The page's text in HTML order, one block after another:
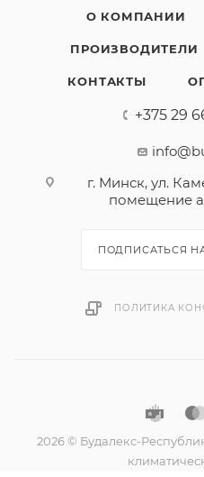
О КОМПАНИИ
ПРОИЗВОДИТЕЛИ
КОНТАКТЫ
+375 29
г. Минск, ул.
помещение
ПОДПИСАТЬСЯ
ПОЛИТИКА
2026 © Будалекс-